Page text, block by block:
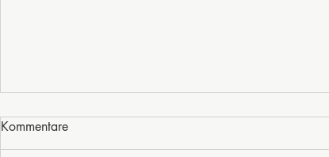
Kommentare